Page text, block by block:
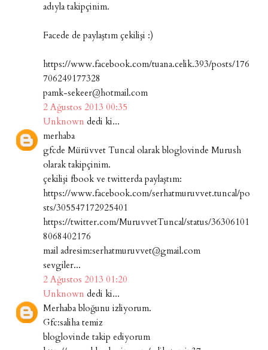
adıyla takipçinim.
Facede de paylaştım çekilişi :)
https://www.facebook.com/tuana.celik.393/posts/176
706249177328
pamk-sekeer@hotmail.com
2 Ağustos 2013 00:35
Unknown dedi ki...
merhaba
gfcde Mürüvvet Tuncal olarak bloglovinde Murush
olarak takipçinim.
çekilişi fbook ve twitterda paylaştım:
https://www.facebook.com/serhatmuruvvet.tuncal/po
sts/305547172925401
https://twitter.com/MuruvvetTuncal/status/36306101
8068402176
mail adresim:serhatmuruvvet@gmail.com
sevgiler...
2 Ağustos 2013 01:20
Unknown dedi ki...
Merhaba bloğunu izliyorum.
Gfc:saliha temiz
bloglovinde takip ediyorum